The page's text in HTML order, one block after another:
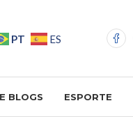
PT ES
BLOGS ESPORTE